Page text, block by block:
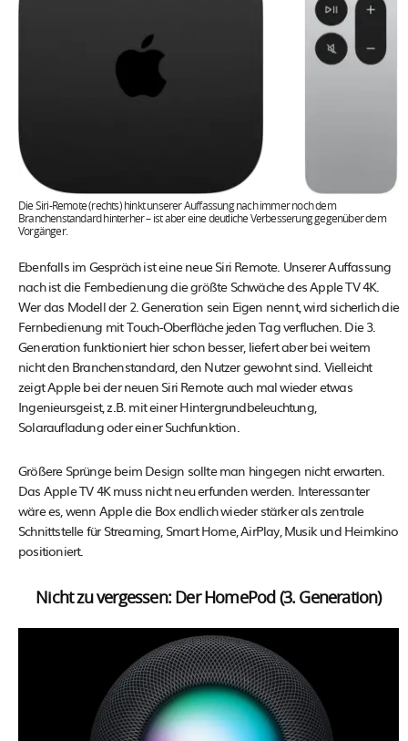
Die Siri-Remote (rechts) hinkt unserer Auffassung nach immer noch dem
Branchenstandard hinterher – ist aber eine deutliche Verbesserung gegenüber dem
Vorgänger.
Ebenfalls im Gespräch ist eine neue Siri Remote. Unserer Auffassung
nach ist die Fernbedienung die größte Schwäche des Apple TV 4K.
Wer das Modell der 2. Generation sein Eigen nennt, wird sicherlich die
Fernbedienung mit Touch-Oberfläche jeden Tag verfluchen. Die 3.
Generation funktioniert hier schon besser, liefert aber bei weitem
nicht den Branchenstandard, den Nutzer gewohnt sind. Vielleicht
zeigt Apple bei der neuen Siri Remote auch mal wieder etwas
Ingenieursgeist, z.B. mit einer Hintergrundbeleuchtung,
Solaraufladung oder einer Suchfunktion.
Größere Sprünge beim Design sollte man hingegen nicht erwarten.
Das Apple TV 4K muss nicht neu erfunden werden. Interessanter
wäre es, wenn Apple die Box endlich wieder stärker als zentrale
Schnittstelle für Streaming, Smart Home, AirPlay, Musik und Heimkino
positioniert.
Nicht zu vergessen: Der HomePod (3. Generation)